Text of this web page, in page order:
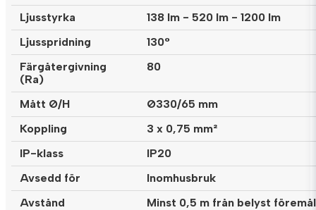
Ljusstyrka
138 lm - 520 lm - 1200 lm
Ljusspridning
130°
Färgåtergivning
(Ra)
80
Mått Ø/H
Ø330/65 mm
Koppling
3 x 0,75 mm²
IP-klass
IP20
Avsedd för
Inomhusbruk
Avstånd
Minst 0,5 m från belyst föremål